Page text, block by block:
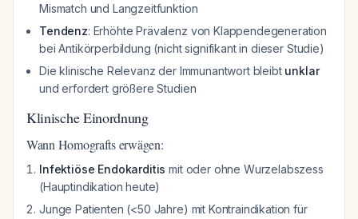
Mismatch und Langzeitfunktion
Tendenz: Erhöhte Prävalenz von Klappendegeneration
bei Antikörperbildung (nicht signifikant in dieser Studie)
Die klinische Relevanz der Immunantwort bleibt unklar
und erfordert größere Studien
Klinische Einordnung
Wann Homografts erwägen:
Infektiöse Endokarditis mit oder ohne Wurzelabszess
(Hauptindikation heute)
Junge Patienten (<50 Jahre) mit Kontraindikation für